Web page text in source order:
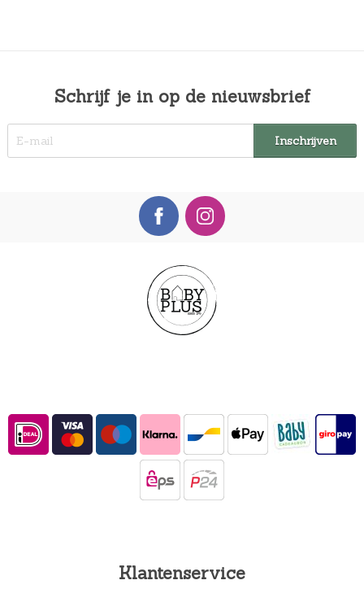
Schrijf je in op de nieuwsbrief
Klantenservice